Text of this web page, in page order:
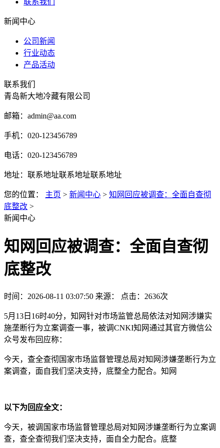
联系我们
新闻中心
公司新闻
行业动态
产品活动
联系我们
青岛新大地冷藏有限公司
邮箱：admin@aa.com
手机：020-123456789
电话：020-123456789
地址：联系地址联系地址联系地址
您的位置： 主页 > 新闻中心 > 知网回应被调查：全面自查彻
底整改 >
新闻中心
知网回应被调查：全面自查彻
底整改
时间：2026-08-11 03:07:50 来源： 点击：2636次
5月13日16时40分，知网针对市场监管总局依法对知网涉嫌实
施垄断行为立案调查一事，被调CNKI知网通过其官方微信公
众号发布回应称：
今天，查全查彻 国家市场监督管理总局对知网涉嫌垄断行为立
案调查，面自我们坚决支持，底整全力配合。知网
以下为回应全文：
今天，被调国家市场监督管理总局对知网涉嫌垄断行为立案调
查，查全查彻我们坚决支持，面自全力配合。底整